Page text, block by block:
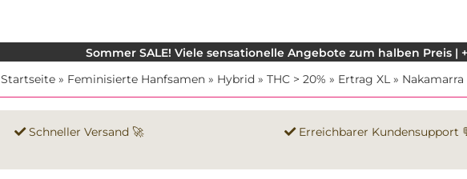
Sommer SALE! Viele sensationelle Angebote zum halben Preis |
Startseite » Feminisierte Hanfsamen » Hybrid » THC > 20% » Ertrag XL » Nakamarra
Schneller Versand 🚀 Erreichbarer Kundensupport